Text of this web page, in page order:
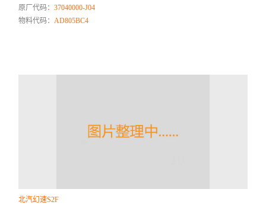
原厂代码：37040000-J04
物料代码：AD805BC4
北汽幻速S2F